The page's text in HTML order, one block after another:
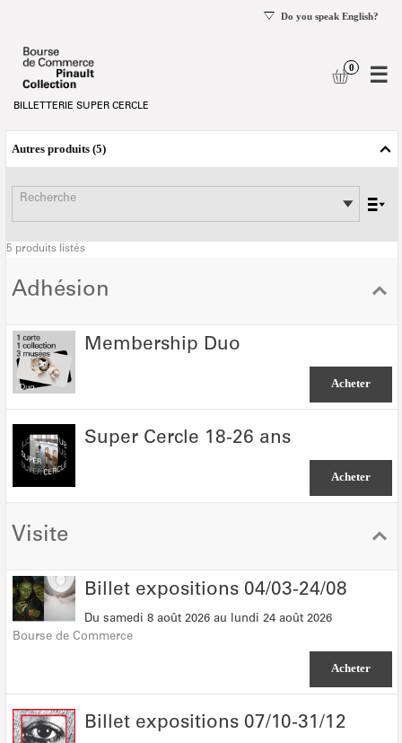
des
Bourse
Collection
Autres produits 5
Recherche
5 produits listés
Adhésion
Membership
Duo
Membership Duo
Acheter
Super
Cercle
18-
26
ans
Super Cercle 18-26 ans
Acheter
Visite
Billet
expositions
04/03-
24/08
Billet expositions 04/03-24/08
Du samedi 8 août 2026 au lundi 24 août 2026
Bourse de Commerce
Acheter
Billet
expositions
Billet expositions 07/10-31/12